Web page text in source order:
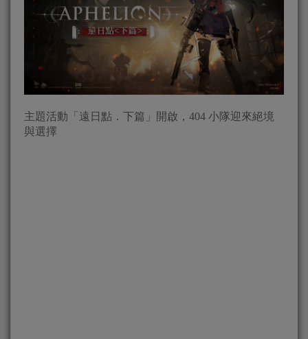
主題活動「遠日點．下篇」開啟，404 小隊迎來絕境
與選擇